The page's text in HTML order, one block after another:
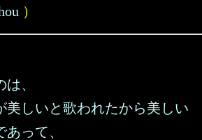
）
、
美しいと歌われたから美しい
って、